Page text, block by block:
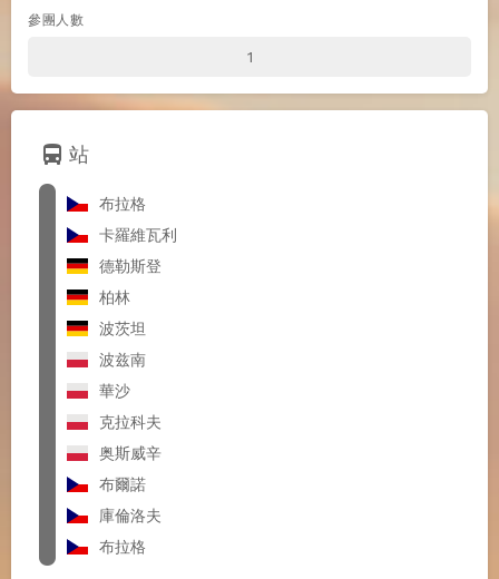
參團人數
directions_bus 站
布拉格
卡羅維瓦利
德勒斯登
柏林
波茨坦
波兹南
華沙
克拉科夫
奥斯威辛
布爾諾
庫倫洛夫
布拉格